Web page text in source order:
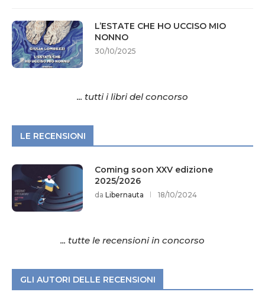
L’ESTATE CHE HO UCCISO MIO
NONNO
30/10/2025
... tutti i libri del concorso
LE RECENSIONI
Coming soon XXV edizione
2025/2026
da Libernauta 18/10/2024
... tutte le recensioni in concorso
GLI AUTORI DELLE RECENSIONI